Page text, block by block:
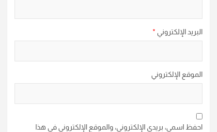
البريد الإلكتروني *
الموقع الإلكتروني
احفظ اسمي، بريدي الإلكتروني، والموقع الإلكتروني في هذا